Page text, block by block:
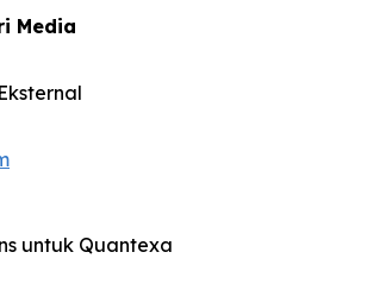
Media
untuk Quantexa